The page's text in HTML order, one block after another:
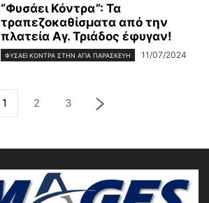
“Φυσάει Κόντρα”: Τα
τραπεζοκαθίσματα από την
πλατεία Αγ. Τριάδος έφυγαν!
ΦΥΣΆΕΙ ΚΌΝΤΡΑ ΣΤΗΝ ΑΓΊΑ ΠΑΡΑΣΚΕΥΉ 11/07/2024
1 2 3